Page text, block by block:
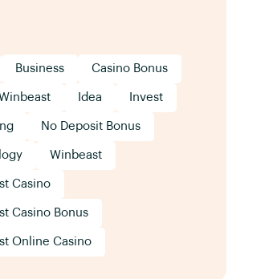
Business Casino Bonus
Idea Invest
No Deposit Bonus
Winbeast
Casino
Casino Bonus
Online Casino